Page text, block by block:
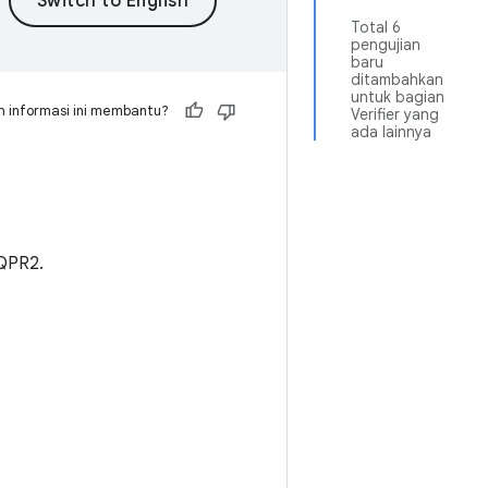
Total 6
pengujian
baru
ditambahkan
untuk bagian
Verifier yang
ada lainnya
informasi ini membantu?